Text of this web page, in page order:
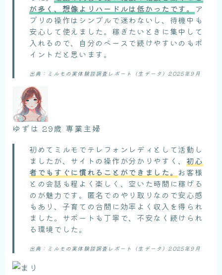
が多く、想像よりハードルは低かったです。
ア
プリの操作はシンプルで迷わないし、待機中も
安心して使えました。稼ぎたいときに集中して
入れるので、自分のペースで続けやすいのもポ
イントだと思います。
出典：ミルモの実体験談調査レポート（生データ）2025年9月
ゆずは 29歳 専業主婦
初めてミルモでテレフォンレディとして活動し
ましたが、サイトの操作が分かりやすく、 初心
者でもすぐに慣れることができました。 お客様
との会話も程よく楽しく、空いた時間に稼げる
のが魅力です。匿名でのやり取りなので安心感
もあり、子育ての合間に効率よく収入を得られ
ました。サポートも丁寧で、不安なく続けられ
る環境でした。
出典：ミルモの実体験談調査レポート（生データ）2025年9月